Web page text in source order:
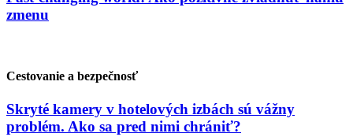
zmenu
Cestovanie a bezpečnosť
Skryté kamery v hotelových izbách sú vážny
problém. Ako sa pred nimi chrániť?